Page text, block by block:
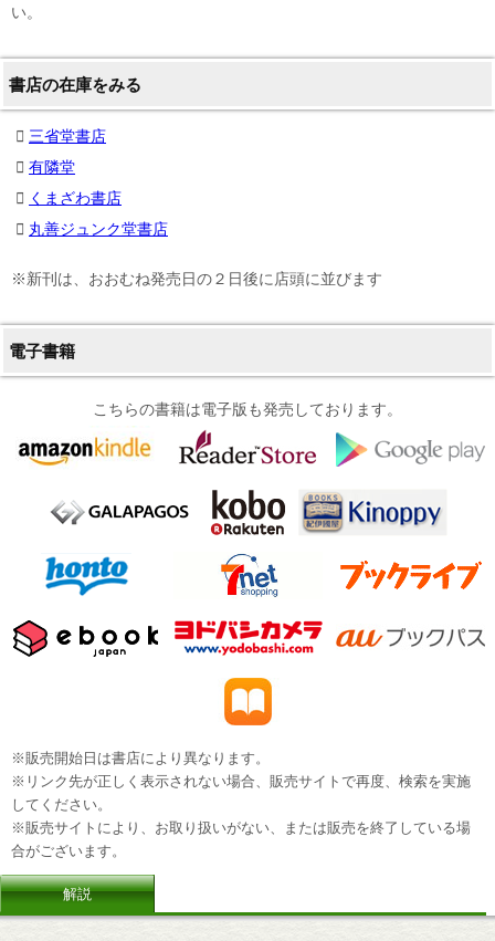
い。
書店の在庫をみる
三省堂書店
有隣堂
くまざわ書店
丸善ジュンク堂書店
※新刊は、おおむね発売日の２日後に店頭に並びます
電子書籍
こちらの書籍は電子版も発売しております。
※販売開始日は書店により異なります。
※リンク先が正しく表示されない場合、販売サイトで再度、検索を実施
してください。
※販売サイトにより、お取り扱いがない、または販売を終了している場
合がございます。
解説